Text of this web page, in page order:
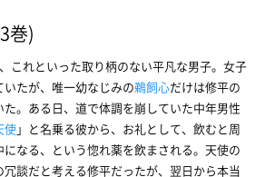
巻)
これといった取り柄のない平凡な男子。女子
たが、唯一幼なじみの鵜飼心だけは修平の
。ある日、道で体調を崩していた中年男性
使」と名乗る彼から、お礼として、飲むと周
なる、という惚れ薬を飲まされる。天使の
談だと考える修平だったが、翌日から本当